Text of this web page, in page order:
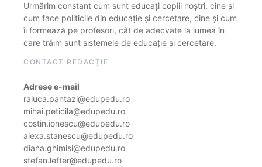
Urmărim constant cum sunt educați copiii noștri, cine și
cum face politicile din educație și cercetare, cine și cum
îi formează pe profesori, cât de adecvate la lumea în
care trăim sunt sistemele de educație și cercetare.
CONTACT REDACȚIE
Adrese e-mail
raluca.pantazi@edupedu.ro
mihai.peticila@edupedu.ro
costin.ionescu@edupedu.ro
alexa.stanescu@edupedu.ro
diana.ghimisi@edupedu.ro
stefan.lefter@edupedu.ro